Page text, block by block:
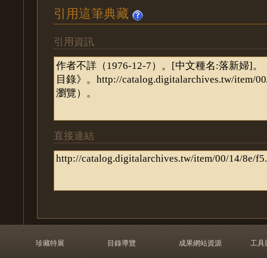
引用這筆典藏
引用資訊
直接連結
珍藏特展
目錄導覽
成果網站資源
工具